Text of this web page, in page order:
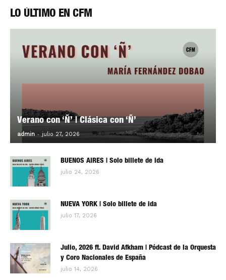
LO ÚLTIMO EN CFM
Verano con ‘Ñ’ | Clásica con ‘Ñ’
admin - julio 27, 2026 0
BUENOS AIRES | Solo billete de ida
julio 24, 2026
NUEVA YORK | Solo billete de ida
julio 17, 2026
Julio, 2026 ft. David Afkham | Pódcast de la Orquesta
y Coro Nacionales de España
julio 14, 2026